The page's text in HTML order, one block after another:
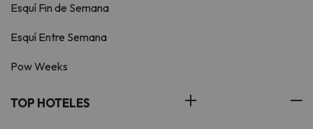
Esquí Fin de Semana
Esquí Entre Semana
Pow Weeks
TOP HOTELES